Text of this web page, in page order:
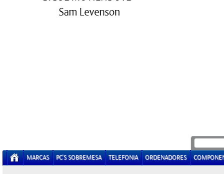
MARCAS PC'S SOBREMESA TELEFONIA ORDENADORES